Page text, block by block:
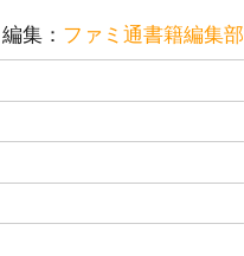
編集： ファミ通書籍編集部